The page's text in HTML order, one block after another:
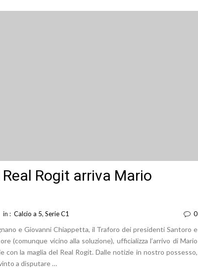
Rogit arriva Mario
in : Calcio a 5, Serie C1 0
e Giovanni Chiappetta, il Traforo dei presidenti Santoro e
(comunque vicino alla soluzione), ufficializza l’arrivo di Mario
la maglia del Real Rogit. Dalle notizie in nostro possesso,
a disputare …